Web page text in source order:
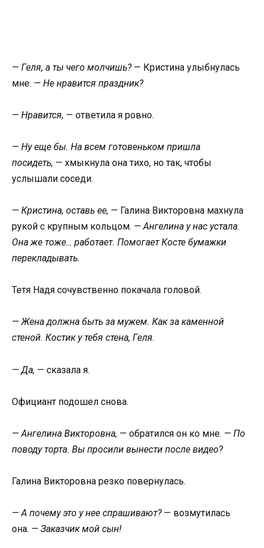
— Геля, а ты чего молчишь?— Кристина улыбнулась
мне. — Не нравится праздник?
— Нравится, — ответила я ровно.
— Ну еще бы. На всем готовеньком пришла
посидеть, — хмыкнула она тихо, но так, чтобы
услышали соседи.
— Кристина, оставь ее, — Галина Викторовна махнула
рукой с крупным кольцом. — Ангелина у нас устала.
Она же тоже… работает. Помогает Косте бумажки
перекладывать.
Тетя Надя сочувственно покачала головой.
— Жена должна быть за мужем. Как за каменной
стеной. Костик у тебя стена, Геля.
— Да, — сказала я.
Официант подошел снова.
— Ангелина Викторовна, — обратился он ко мне. — По
поводу торта. Вы просили вынести после видео?
Галина Викторовна резко повернулась.
— А почему это у нее спрашивают?— возмутилась
она. — Заказчик мой сын!